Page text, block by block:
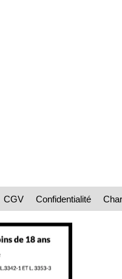
CGV Confidentialité